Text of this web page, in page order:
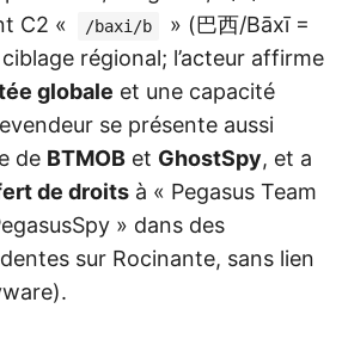
C2 «
/baxi/b
» (巴西/Bāxī =
régional; l’acteur affirme
globale et une capacité
se présente aussi
de BTMOB et GhostSpy, et a
de droits à « Pegasus Team
» dans des
sur Rocinante, sans lien